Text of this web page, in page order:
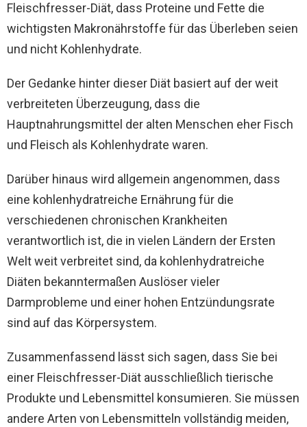
Fleischfresser-Diät, dass Proteine und Fette die
wichtigsten Makronährstoffe für das Überleben seien
und nicht Kohlenhydrate.
Der Gedanke hinter dieser Diät basiert auf der weit
verbreiteten Überzeugung, dass die
Hauptnahrungsmittel der alten Menschen eher Fisch
und Fleisch als Kohlenhydrate waren.
Darüber hinaus wird allgemein angenommen, dass
eine kohlenhydratreiche Ernährung für die
verschiedenen chronischen Krankheiten
verantwortlich ist, die in vielen Ländern der Ersten
Welt weit verbreitet sind, da kohlenhydratreiche
Diäten bekanntermaßen Auslöser vieler
Darmprobleme und einer hohen Entzündungsrate
sind auf das Körpersystem.
Zusammenfassend lässt sich sagen, dass Sie bei
einer Fleischfresser-Diät ausschließlich tierische
Produkte und Lebensmittel konsumieren. Sie müssen
andere Arten von Lebensmitteln vollständig meiden,